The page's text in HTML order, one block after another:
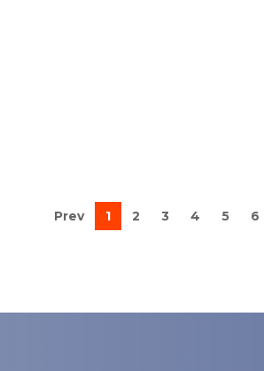
Prev 1 2 3 4 5 6